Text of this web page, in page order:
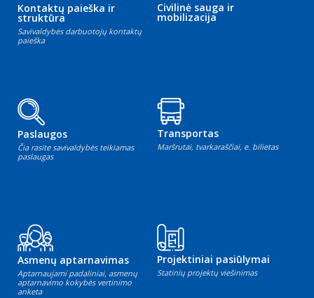
Kontaktų paieška ir
struktūra
Savivaldybės darbuotojų kontaktų
paieška
Civilinė sauga ir
mobilizacija
Paslaugos
Čia rasite savivaldybės teikiamas
paslaugas
Transportas
Maršrutai, tvarkaraščiai, e. bilietas
Asmenų aptarnavimas
Aptarnaujami padaliniai, asmenų
aptarnavimo kokybės vertinimo
anketa
Projektiniai pasiūlymai
Statinių projektų viešinimas